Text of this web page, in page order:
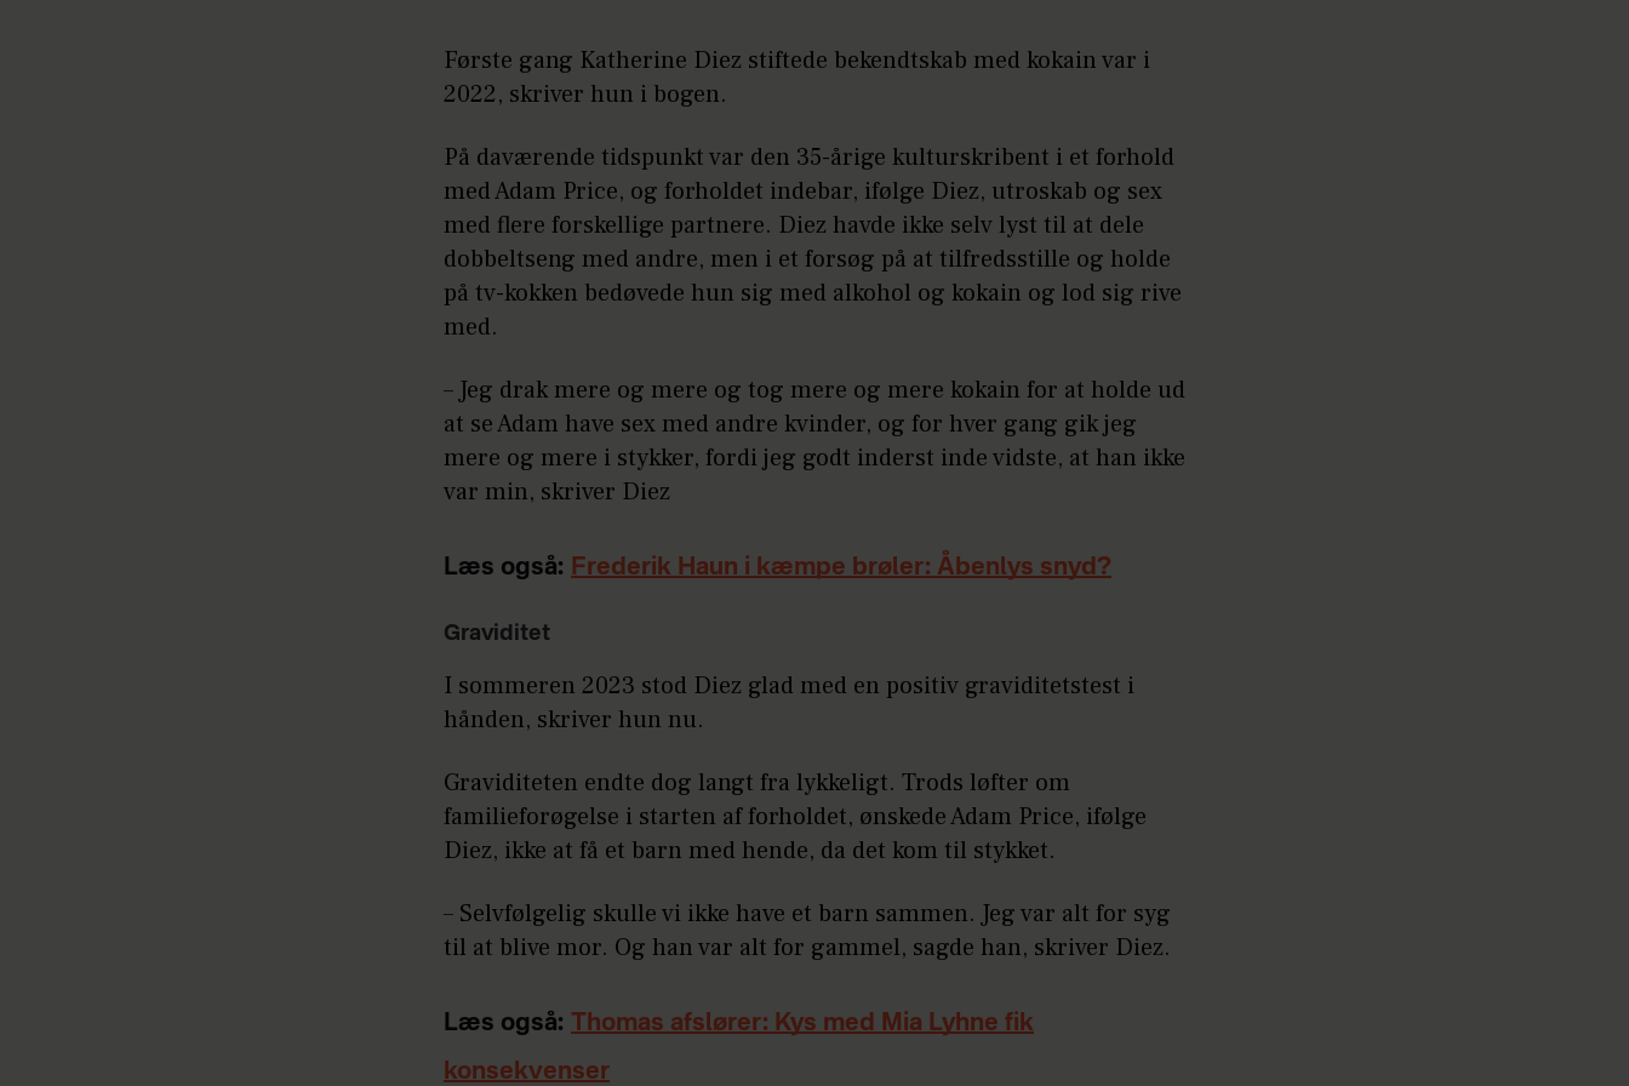
Første gang Katherine Diez stiftede bekendtskab med kokain var i
2022, skriver hun i bogen.
På daværende tidspunkt var den 35-årige kulturskribent i et forhold
med Adam Price, og forholdet indebar, ifølge Diez, utroskab og sex
med flere forskellige partnere. Diez havde ikke selv lyst til at dele
dobbeltseng med andre, men i et forsøg på at tilfredsstille og holde
på tv-kokken bedøvede hun sig med alkohol og kokain og lod sig rive
med.
– Jeg drak mere og mere og tog mere og mere kokain for at holde ud
at se Adam have sex med andre kvinder, og for hver gang gik jeg
mere og mere i stykker, fordi jeg godt inderst inde vidste, at han ikke
var min, skriver Diez
Læs også: Frederik Haun i kæmpe brøler: Åbenlys snyd?
Graviditet
I sommeren 2023 stod Diez glad med en positiv graviditetstest i
hånden, skriver hun nu.
Graviditeten endte dog langt fra lykkeligt. Trods løfter om
familieforøgelse i starten af forholdet, ønskede Adam Price, ifølge
Diez, ikke at få et barn med hende, da det kom til stykket.
– Selvfølgelig skulle vi ikke have et barn sammen. Jeg var alt for syg
til at blive mor. Og han var alt for gammel, sagde han, skriver Diez.
Læs også: Thomas afslører: Kys med Mia Lyhne fik
konsekvenser